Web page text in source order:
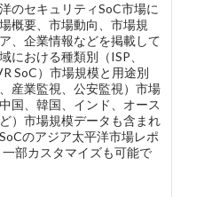
のセキュリティSoC市場に
概要、市場動向、市場規
、企業情報などを掲載して
における種類別（ISP、
SoC）市場規模と用途別
産業監視、公安監視）市場
国、韓国、インド、オース
）市場規模データも含まれ
のアジア太平洋市場レポ
部カスタマイズも可能で